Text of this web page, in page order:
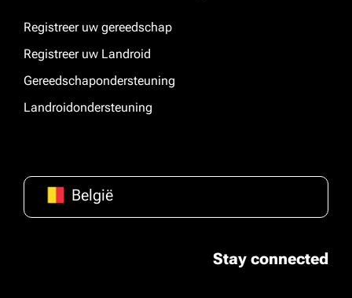
Registreer uw gereedschap
Registreer uw Landroid
Gereedschapondersteuning
Landroidondersteuning
België
Stay connected